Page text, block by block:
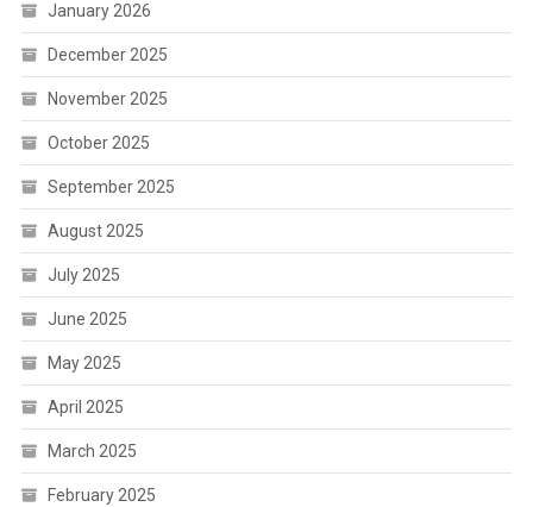
January 2026
December 2025
November 2025
October 2025
September 2025
August 2025
July 2025
June 2025
May 2025
April 2025
March 2025
February 2025